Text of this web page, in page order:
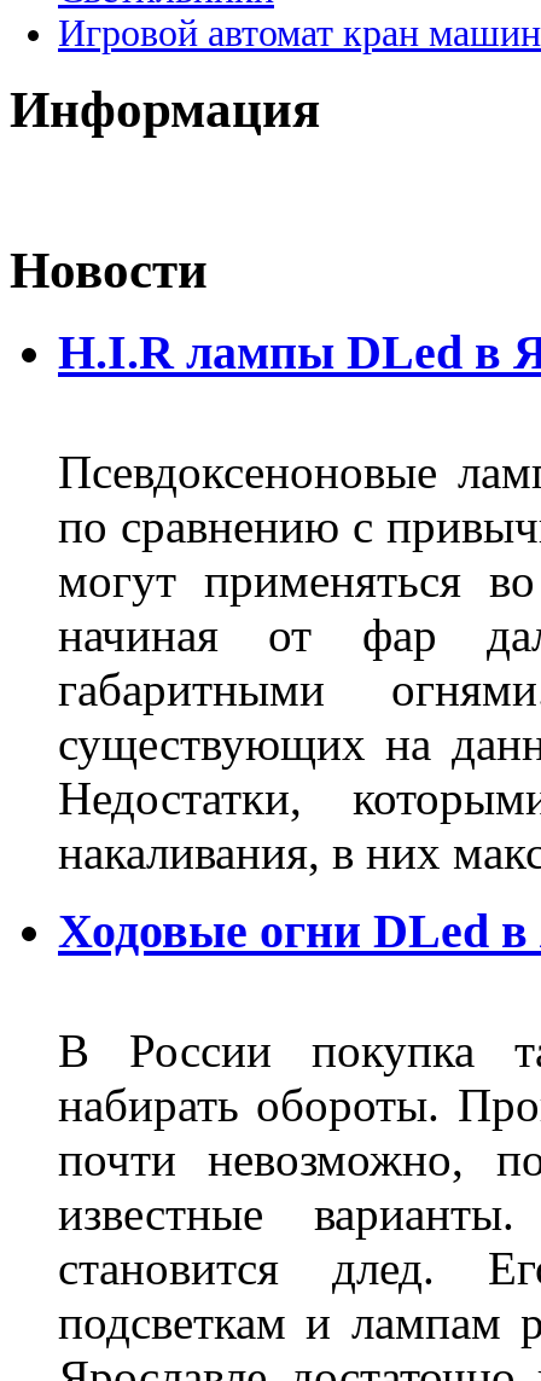
Игровой автомат кран
Информация
Новости
H.I.R лампы DLed в
Псевдоксеноновые
по сравнению с
могут применяться
начиная от фар
габаритными
существующих на
Недостатки,
накаливания, в них
Ходовые огни DLed в
В России покупка
набирать обороты.
почти невозможно,
известные
становится длед.
подсветкам и лампам